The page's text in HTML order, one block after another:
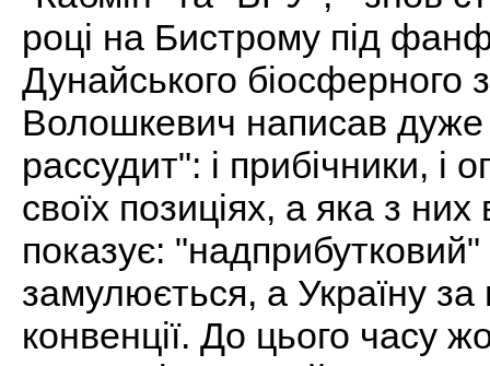
році на Бистрому під
Дунайського біосферного
Волошкевич написав
рассудит": і прибічники,
своїх позиціях, а яка з
показує:
замулюється, а Україну за
конвенції. До цього часу